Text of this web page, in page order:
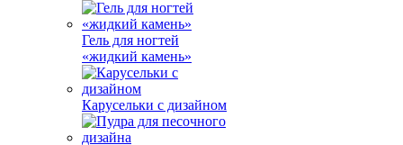
Гель для ногтей
«жидкий камень»
Карусельки с дизайном